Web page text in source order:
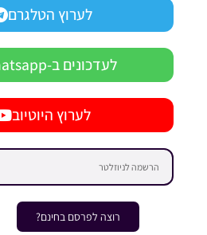
רוצה לפרסם בחינם?
לערוץ הטלגרם
לעדכונים ב-Whatsapp
לערוץ היוטיוב